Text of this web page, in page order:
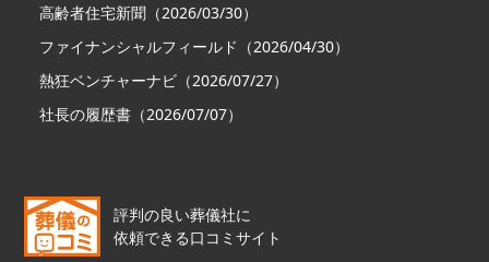
高齢者住宅新聞（2026/03/30）
ファイナンシャルフィールド（2026/04/30）
熱狂ベンチャーナビ（2026/07/27）
社長の履歴書（2026/07/07）
評判の良い葬儀社に
依頼できる口コミサイト